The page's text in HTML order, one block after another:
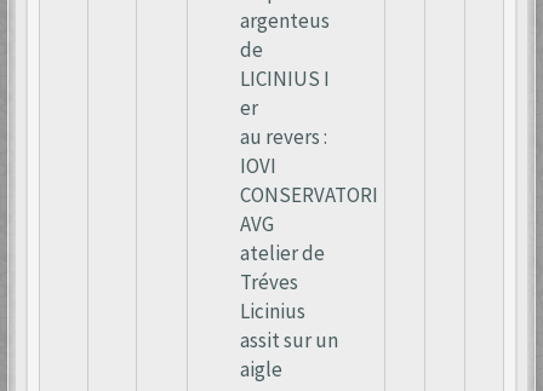
argenteus
de
LICINIUS I
er
au revers :
IOVI
CONSERVATORI
AVG
atelier de
Tréves
Licinius
assit sur un
aigle